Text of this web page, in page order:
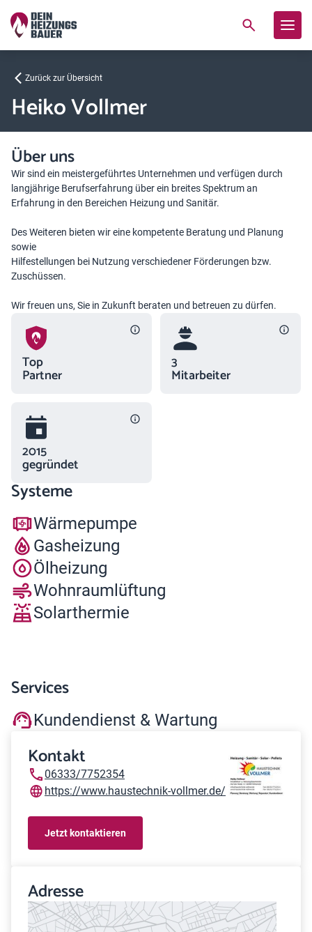
Zurück zur Übersicht
Heiko Vollmer
Über uns
Wir sind ein meistergeführtes Unternehmen und verfügen durch
langjährige Berufserfahrung über ein breites Spektrum an
Erfahrung in den Bereichen Heizung und Sanitär.
Des Weiteren bieten wir eine kompetente Beratung und Planung
sowie
Hilfestellungen bei Nutzung verschiedener Förderungen bzw.
Zuschüssen.
Wir freuen uns, Sie in Zukunft beraten und betreuen zu dürfen.
Top
Partner
3
Mitarbeiter
2015
gegründet
Systeme
Wärmepumpe
Gasheizung
Ölheizung
Wohnraumlüftung
Solarthermie
Services
Kundendienst & Wartung
Kontakt
06333/7752354
https://www.haustechnik-vollmer.de/
Jetzt kontaktieren
Adresse